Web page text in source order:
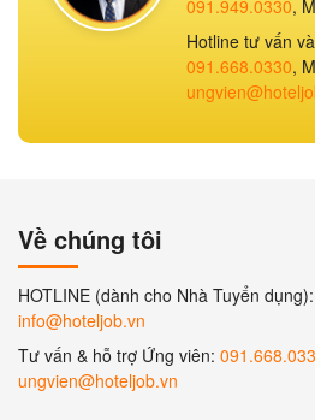
091.949.0330,
Hotline tư vấn
091.668.0330,
Về chúng tôi
HOTLINE (dành cho Nhà Tuyển dụng):
info@hoteljob.vn
Tư vấn & hỗ trợ Ứng viên:
ungvien@hoteljob.vn